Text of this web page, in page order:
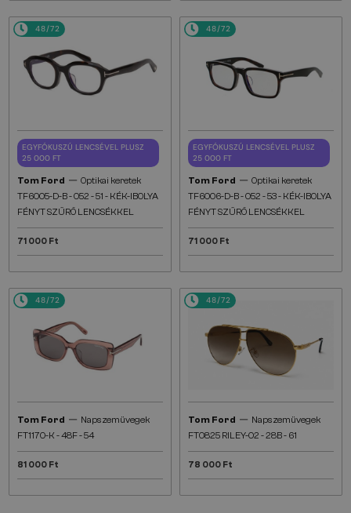
48/72
EGYFÓKUSZÚ LENCSÉVEL PLUSZ
25 000 FT
Tom Ford — Optikai keretek
TF6005-D-B - 052 - 51 - KÉK-IBOLYA
FÉNYT SZŰRŐ LENCSÉKKEL
71 000 Ft
48/72
EGYFÓKUSZÚ LENCSÉVEL PLUSZ
25 000 FT
Tom Ford — Optikai keretek
TF6006-D-B - 052 - 53 - KÉK-IBOLYA
FÉNYT SZŰRŐ LENCSÉKKEL
71 000 Ft
48/72
Tom Ford — Napszemüvegek
FT1170-K - 48F - 54
81 000 Ft
48/72
Tom Ford — Napszemüvegek
FT0825 RILEY-02 - 28B - 61
78 000 Ft